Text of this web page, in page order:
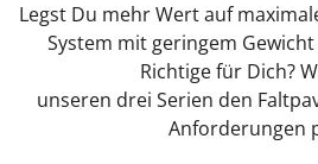
Legst Du mehr Wert auf
System mit geringem
Richtige für Dich?
unseren drei Serien den
Anforderungen